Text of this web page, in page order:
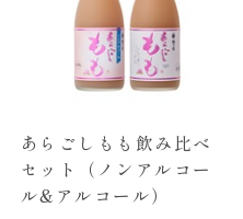
あらごしもも飲み比べ
セット（ノンアルコー
ル&アルコール）